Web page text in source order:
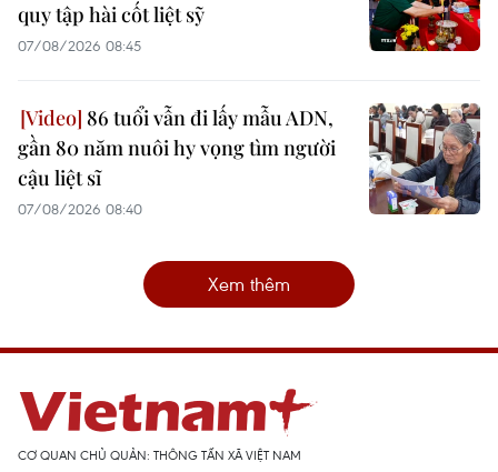
quy tập hài cốt liệt sỹ
07/08/2026 08:45
86 tuổi vẫn đi lấy mẫu ADN,
gần 80 năm nuôi hy vọng tìm người
cậu liệt sĩ
07/08/2026 08:40
Xem thêm
CƠ QUAN CHỦ QUẢN: THÔNG TẤN XÃ VIỆT NAM